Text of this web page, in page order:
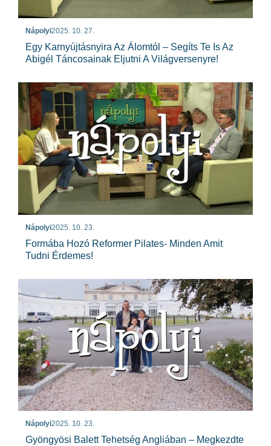
Nápolyi2025. 10. 27.
Egy Karnyújtásnyira Az Álomtól – Segíts Te Is Az
Abigél Táncosainak Eljutni A Világversenyre!
Nápolyi2025. 10. 23.
Formába Hozó Reformer Pilates- Minden Amit
Tudni Érdemes!
Nápolyi2025. 10. 23.
Gyöngyösi Balett Tehetség Angliában – Megkezdte